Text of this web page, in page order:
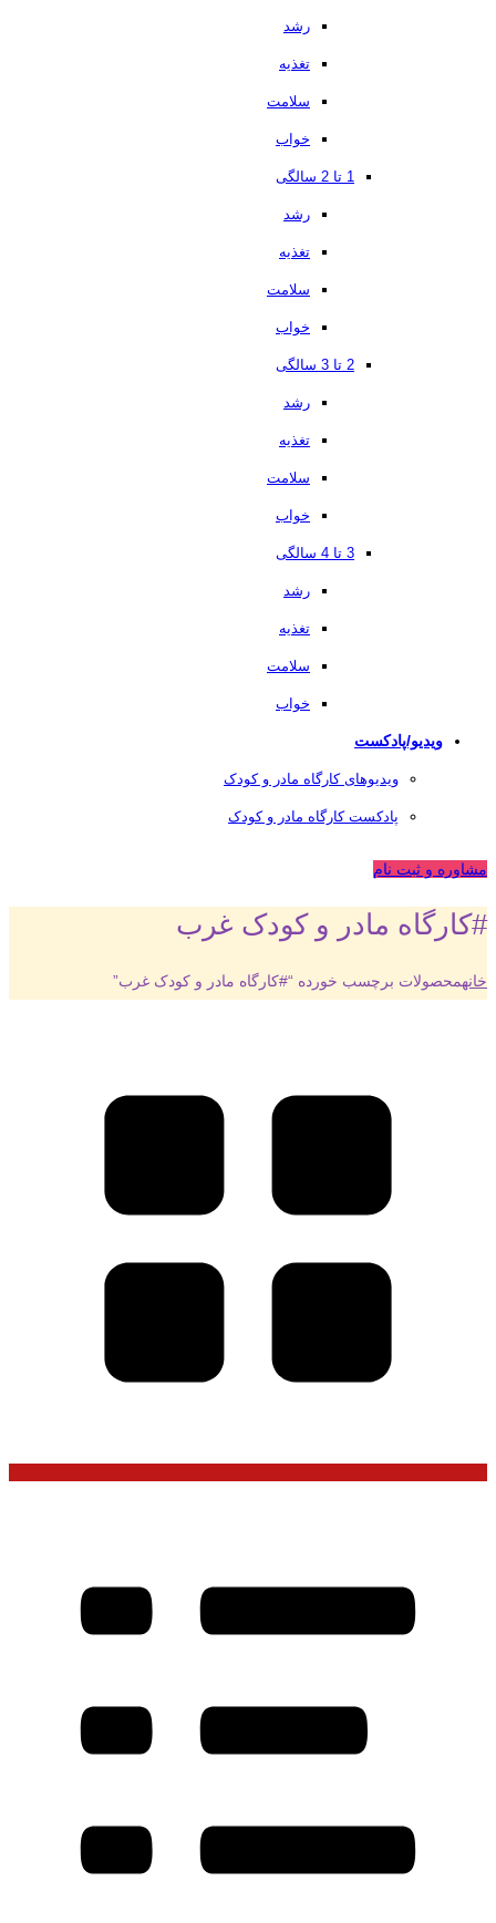
رشد
تغذیه
سلامت
خواب
1 تا 2 سالگی
رشد
تغذیه
سلامت
خواب
2 تا 3 سالگی
رشد
تغذیه
سلامت
خواب
3 تا 4 سالگی
رشد
تغذیه
سلامت
خواب
ویدیو/پادکست
ویدیوهای کارگاه مادر و کودک
پادکست کارگاه مادر و کودک
مشاوره و ثبت نام
#کارگاه مادر و کودک غرب
خانهمحصولات برچسب خورده “#کارگاه مادر و کودک غرب”